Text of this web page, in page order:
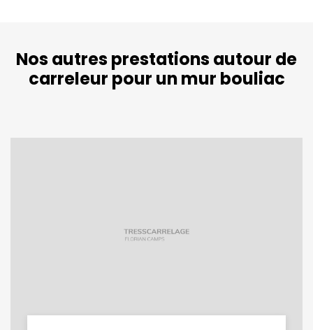
Nos autres prestations autour de
carreleur pour un mur bouliac